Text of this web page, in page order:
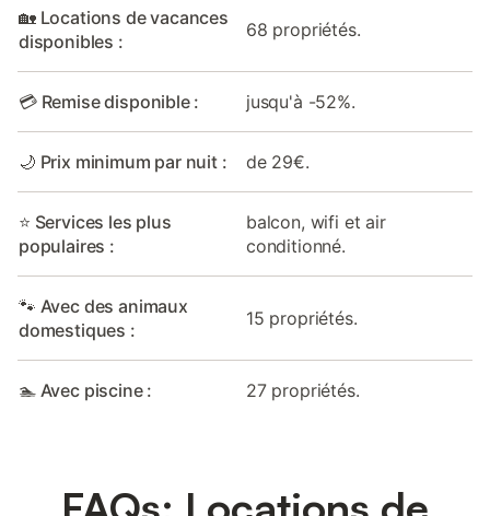
🏡 Locations de vacances
disponibles :
68 propriétés.
💳 Remise disponible : jusqu'à -52%.
🌙 Prix minimum par nuit : de 29€.
⭐ Services les plus
populaires :
balcon, wifi et air
conditionné.
🐾 Avec des animaux
domestiques :
15 propriétés.
🏊 Avec piscine : 27 propriétés.